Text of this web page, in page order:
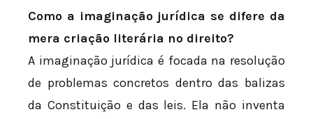
Como a imaginação jurídica se difere da
mera criação literária no direito?
A imaginação jurídica é focada na resolução
de problemas concretos dentro das balizas
da Constituição e das leis. Ela não inventa